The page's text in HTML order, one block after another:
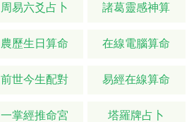
周易六爻占卜 諸葛靈感神算
農歷生日算命 在線電腦算命
前世今生配對 易經在線算命
一掌經推命宮 塔羅牌占卜